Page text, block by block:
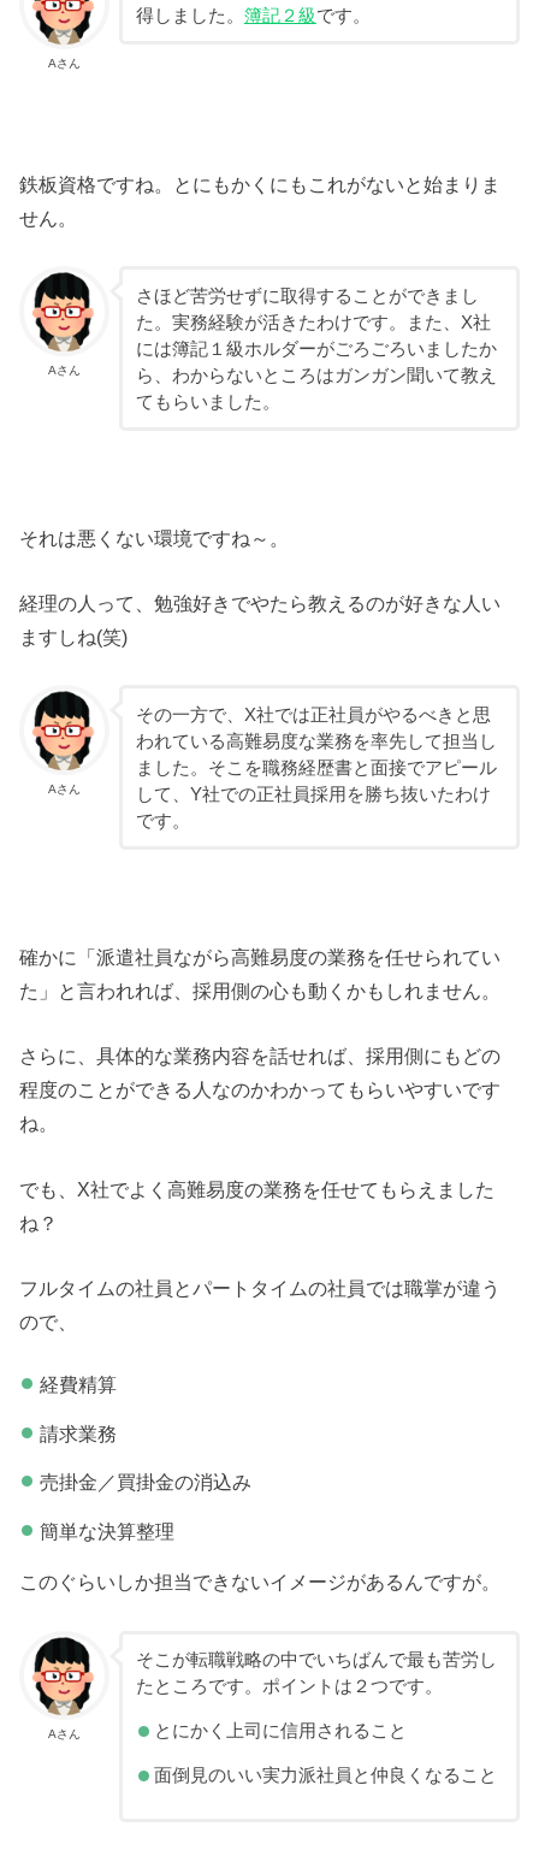
Aさん
得しました。 簿記２級です。
鉄板資格ですね。とにもかくにもこれがないと始まりま
せん。
Aさん
さほど苦労せずに取得することができまし
た。実務経験が活きたわけです。また、X社
には簿記１級ホルダーがごろごろいましたか
ら、わからないところはガンガン聞いて教え
てもらいました。
それは悪くない環境ですね～。
経理の人って、勉強好きでやたら教えるのが好きな人い
ますしね(笑)
Aさん
その一方で、X社では正社員がやるべきと思
われている高難易度な業務を率先して担当し
ました。そこを職務経歴書と面接でアピール
して、Y社での正社員採用を勝ち抜いたわけ
です。
確かに「派遣社員ながら高難易度の業務を任せられてい
た」と言われれば、採用側の心も動くかもしれません。
さらに、具体的な業務内容を話せれば、採用側にもどの
程度のことができる人なのかわかってもらいやすいです
ね。
でも、X社でよく高難易度の業務を任せてもらえました
ね？
フルタイムの社員とパートタイムの社員では職掌が違う
ので、
経費精算
請求業務
売掛金／買掛金の消込み
簡単な決算整理
このぐらいしか担当できないイメージがあるんですが。
Aさん
そこが転職戦略の中でいちばんで最も苦労し
たところです。ポイントは２つです。
とにかく上司に信用されること
面倒見のいい実力派社員と仲良くなること